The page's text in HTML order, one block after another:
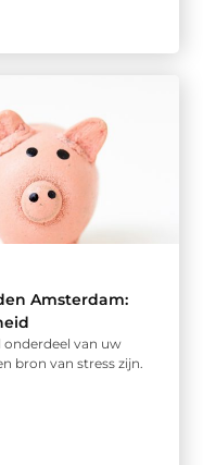
Amsterdam:
onderdeel van uw
bron van stress zijn.